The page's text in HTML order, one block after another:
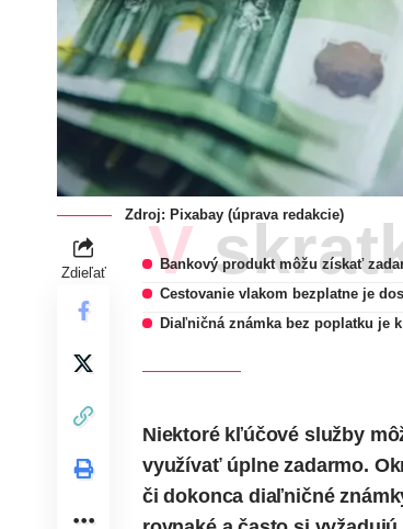
Zdroj: Pixabay (úprava redakcie)
Zdieľať V
Bankový produkt môžu získať
Cestovanie vlakom bezplatne je
Diaľničná známka bez poplatku je
Niektoré kľúčové služby
využívať úplne zadarmo.
či dokonca diaľničné